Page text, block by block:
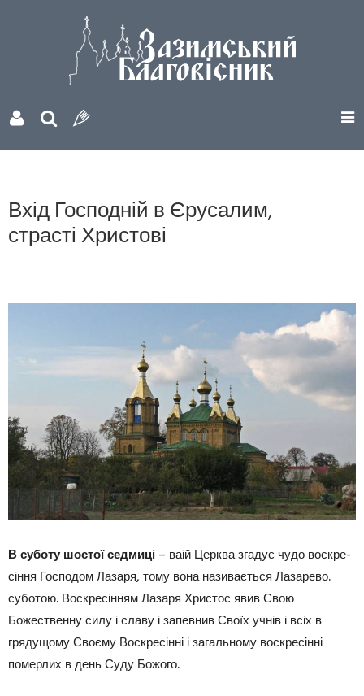
Вхід Господній в Єрусалим,
страсті Христові
В суботу шостої седмиці – ваій Церква згадує чудо воскре­
сіння Господом Лазаря, тому вона називається Лазарево.
суботою. Воскресінням Лазаря Христос явив Свою
Божестве­нну силу і славу і запевнив Своїх учнів і всіх в
грядущому Своєму Воскресінні і загально­му воскресінні
померлих в день Суду Божого.